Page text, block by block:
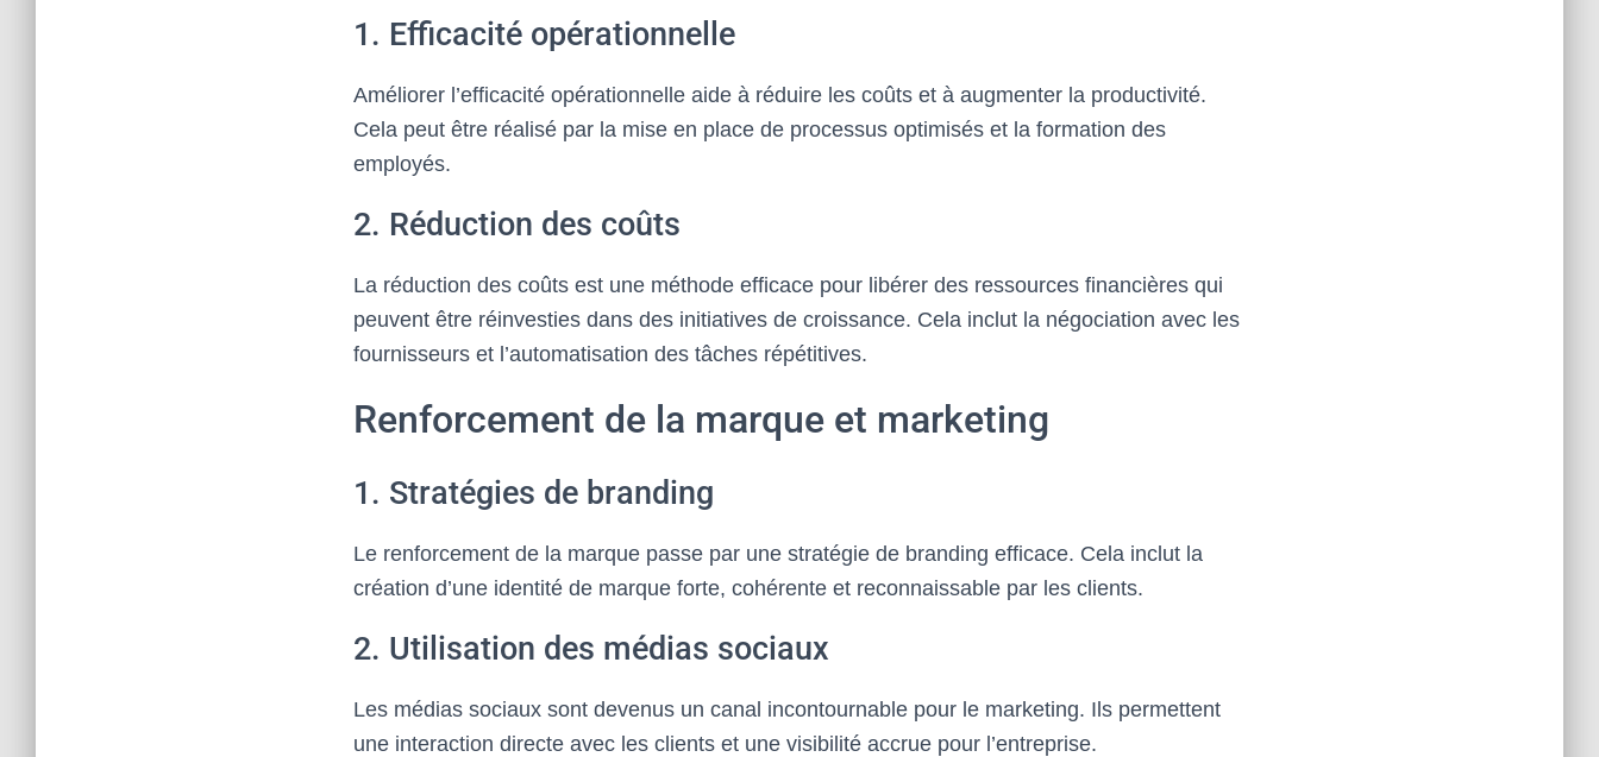
1. Efficacité opérationnelle
Améliorer l’efficacité opérationnelle aide à réduire les coûts et à augmenter la productivité.
Cela peut être réalisé par la mise en place de processus optimisés et la formation des
employés.
2. Réduction des coûts
La réduction des coûts est une méthode efficace pour libérer des ressources financières qui
peuvent être réinvesties dans des initiatives de croissance. Cela inclut la négociation avec les
fournisseurs et l’automatisation des tâches répétitives.
Renforcement de la marque et marketing
1. Stratégies de branding
Le renforcement de la marque passe par une stratégie de branding efficace. Cela inclut la
création d’une identité de marque forte, cohérente et reconnaissable par les clients.
2. Utilisation des médias sociaux
Les médias sociaux sont devenus un canal incontournable pour le marketing. Ils permettent
une interaction directe avec les clients et une visibilité accrue pour l’entreprise.